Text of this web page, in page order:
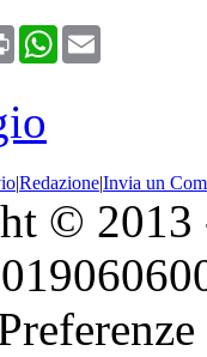
Print WhatsApp
|Redazione|Invia un
© 2013